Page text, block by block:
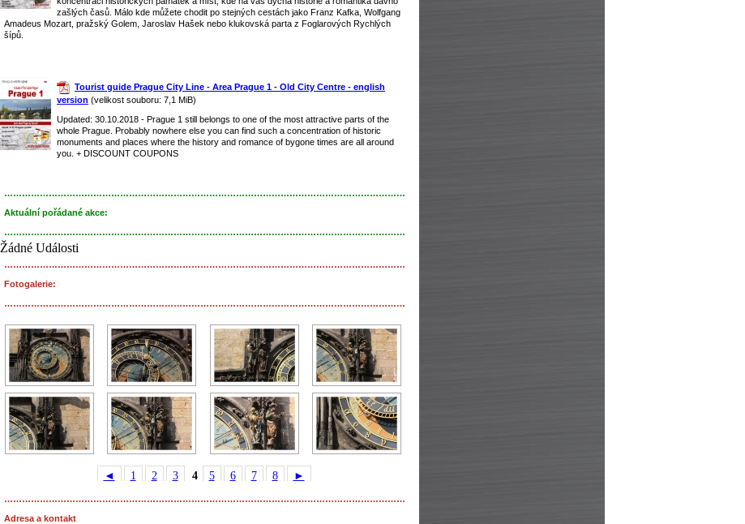
zašlých časů. Málo kde můžete chodit po stejných cestách jako Franz Kafka, Wolfgang
Amadeus Mozart, pražský Golem, Jaroslav Hašek nebo klukovská parta z Foglarových Rychlých
šípů.
Tourist guide Prague City Line - Area Prague 1 - Old City Centre - english
version (velikost souboru: 7,1 MiB)
Updated: 30.10.2018 - Prague 1 still belongs to one of the most attractive parts of the
whole Prague. Probably nowhere else you can find such a concentration of historic
monuments and places where the history and romance of bygone times are all around
you. + DISCOUNT COUPONS
………………………………………………………………………………………………………………………
Aktuální pořádané akce:
………………………………………………………………………………………………………………………
Žádné Události
………………………………………………………………………………………………………………………
Fotogalerie:
………………………………………………………………………………………………………………………
◄ 1 2 3 4 5 6 7 8 ►
………………………………………………………………………………………………………………………
Adresa a kontakt